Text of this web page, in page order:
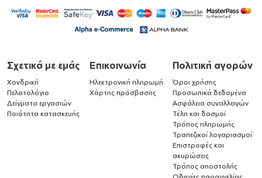
Σχετικά με εμάς
Χονδρική
Πελατολόγιο
Δείγματα εργασιών
Ποιότητα κατασκευής
Επικοινωνία
Ηλεκτρονική πληρωμή
Χάρτης πρόσβασης
Πολιτική αγορών
Όροι χρήσης
Προσωπικά δεδομένα
Ασφάλεια συναλλαγών
Τέλη και δασμοί
Τρόπος πληρωμής
Τραπεζικοί λογαριασμοί
Επιστροφές και
ακυρώσεις
Τρόπος αποστολής